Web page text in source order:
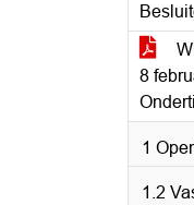
8
1
1.2